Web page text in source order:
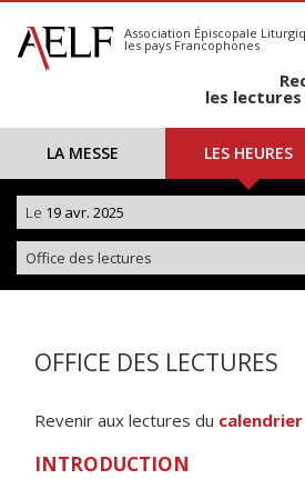
S'abonner
Calendrier
Association Épiscopale
les pays Francophones
les
LA MESSE LES HEURES
Le 19 avr. 2025
Office des lectures
OFFICE DES LECTURES
Revenir aux lectures du
INTRODUCTION